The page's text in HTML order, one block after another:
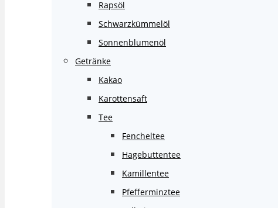
Rapsöl
Schwarzkümmelöl
Sonnenblumenöl
Getränke
Kakao
Karottensaft
Tee
Fencheltee
Hagebuttentee
Kamillentee
Pfefferminztee